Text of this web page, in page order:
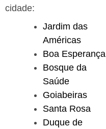
cidade:
Jardim das
Américas
Boa Esperança
Bosque da
Saúde
Goiabeiras
Santa Rosa
Duque de